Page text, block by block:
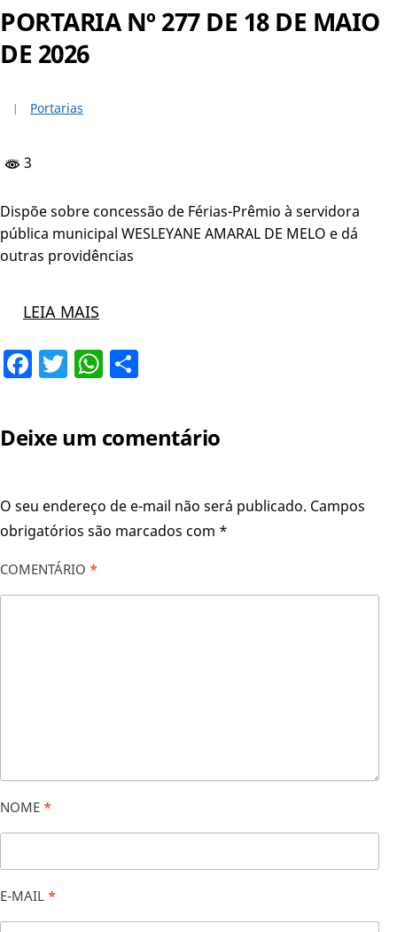
PORTARIA Nº 277 DE 18 DE MAIO
DE 2026
Portarias
3
Dispõe sobre concessão de Férias-Prêmio à servidora
pública municipal WESLEYANE AMARAL DE MELO e dá
outras providências
LEIA MAIS
Facebook
TwitterWhatsApp
Deixe um comentário
O seu endereço de e-mail não será publicado. Campos
obrigatórios são marcados com *
COMENTÁRIO *
NOME *
E-MAIL *